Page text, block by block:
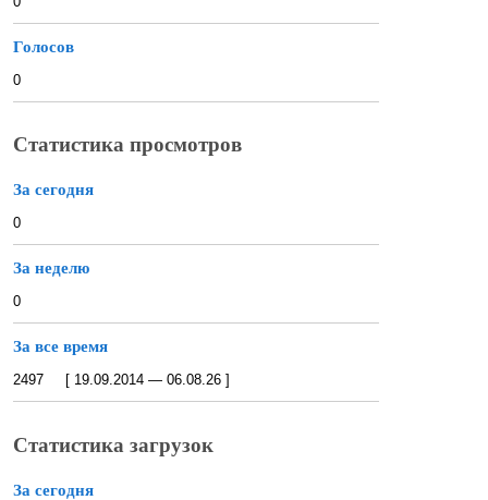
Голосов
0
Статистика просмотров
За сегодня
0
За неделю
0
За все время
2497 [ 19.09.2014 — 06.08.26 ]
Статистика загрузок
За сегодня